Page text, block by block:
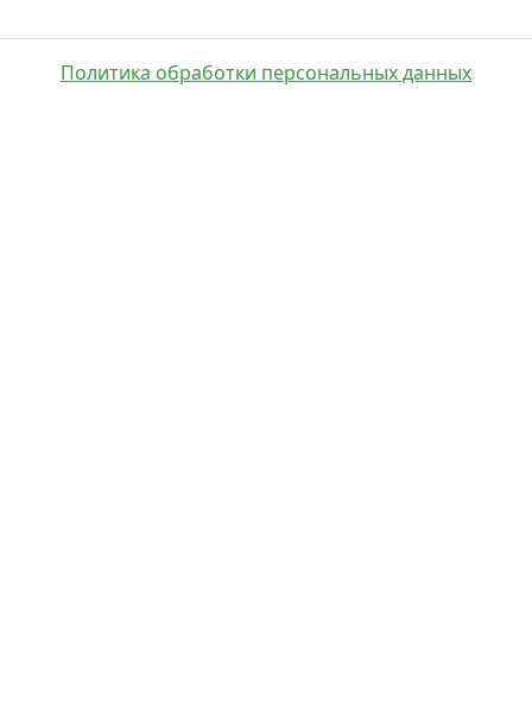
Политика обработки персональных данных